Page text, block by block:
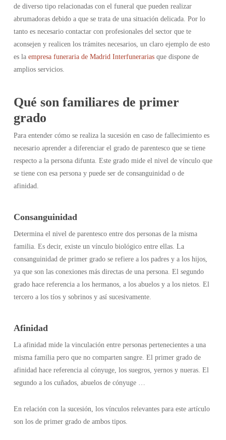
de diverso tipo relacionadas con el funeral que pueden realizar
abrumadoras debido a que se trata de una situación delicada. Por lo
tanto es necesario contactar con profesionales del sector que te
aconsejen y realicen los trámites necesarios, un claro ejemplo de esto
es la empresa funeraria de Madrid Interfunerariasque dispone de
amplios servicios.
Qué son familiares de primer
grado
Para entender cómo se realiza la sucesión en caso de fallecimiento es
necesario aprender a diferenciar el grado de parentesco que se tiene
respecto a la persona difunta. Este grado mide el nivel de vínculo que
se tiene con esa persona y puede ser de consanguinidad o de
afinidad.
Consanguinidad
Determina el nivel de parentesco entre dos personas de la misma
familia. Es decir, existe un vínculo biológico entre ellas. La
consanguinidad de primer grado se refiere a los padres y a los hijos,
ya que son las conexiones más directas de una persona. El segundo
grado hace referencia a los hermanos, a los abuelos y a los nietos. El
tercero a los tíos y sobrinos y así sucesivamente.
Afinidad
La afinidad mide la vinculación entre personas pertenecientes a una
misma familia pero que no comparten sangre. El primer grado de
afinidad hace referencia al cónyuge, los suegros, yernos y nueras. El
segundo a los cuñados, abuelos de cónyuge …
En relación con la sucesión, los vínculos relevantes para este artículo
son los de primer grado de ambos tipos.